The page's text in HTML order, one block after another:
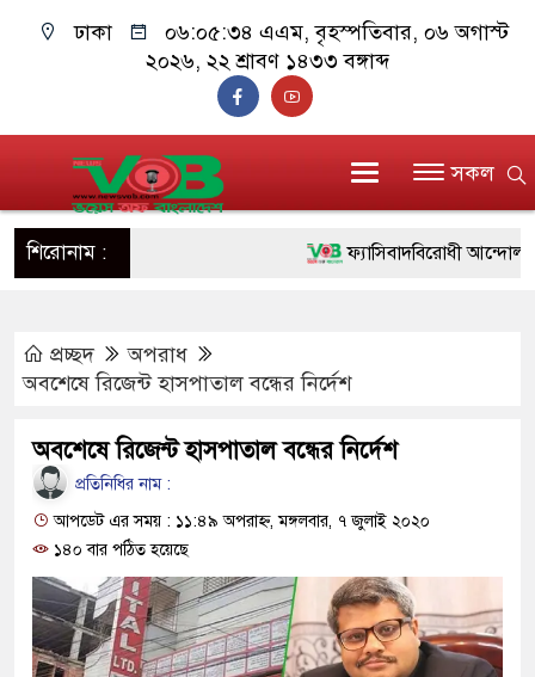
ঢাকা ০৬:০৫:৩৫ এএম, বৃহস্পতিবার, ০৬ অগাস্ট
২০২৬, ২২ শ্রাবণ ১৪৩৩ বঙ্গাব্দ
সকল
শিরোনাম : ফ্যাসিবাদবিরোধী আন্দোলনে
উদ্ধার
মিরপুর মডেল থানার
মাদক কারবারি গ্রেফতার
প্রচ্ছদ
অপরাধ
অবশেষে রিজেন্ট হাসপাতাল বন্ধের নির্দেশ
অবশেষে রিজেন্ট হাসপাতাল বন্ধের নির্দেশ
প্রতিনিধির নাম :
আপডেট এর সময় : ১১:৪৯ অপরাহ্ন, মঙ্গলবার, ৭ জুলাই ২০২০
১৪০ বার পঠিত হয়েছে